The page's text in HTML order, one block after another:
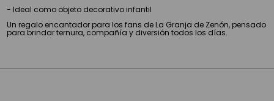
- Ideal como objeto decorativo infantil
Un regalo encantador para los fans de La Granja de Zenón, pensado
para brindar ternura, compañía y diversión todos los días.